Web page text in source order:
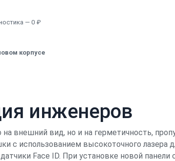
— 0 ₽
корпусе
инженеров
на внешний вид, но и на герметичность,
с использованием высокоточного лазера
Face ID. При установке новой